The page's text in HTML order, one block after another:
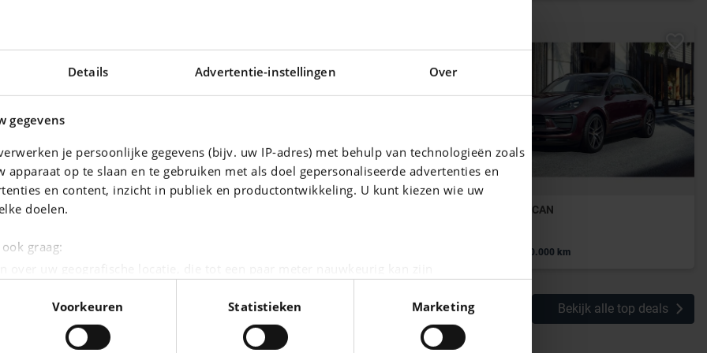
Details Advertentie-instellingen Over
gegevens
je persoonlijke gegevens (bijv. uw IP-adres) met behulp van technologieën zoals
op te slaan en te gebruiken met als doel gepersonaliseerde advertenties en
en content, inzicht in publiek en productontwikkeling. U kunt kiezen wie uw
doelen.
graag:
gegevens worden verwerkt en stel uw voorkeuren in het
detailgedeeltein. U
moment wijzigen of intrekken in de Cookieverklaring.
Voorkeuren Statistieken Marketing
km
PORSCHE MACAN
10.000 km
Bekijk alle top deals